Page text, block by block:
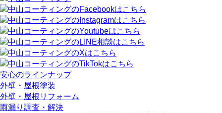
安心のラインナップ
外壁・屋根塗装
外壁・屋根リフォーム
雨漏り調査・解決